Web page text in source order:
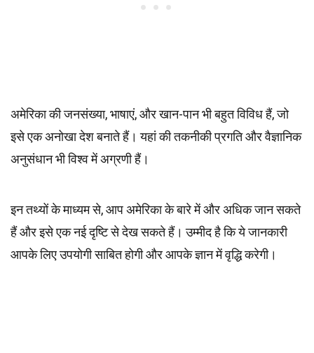
अमेरिका की जनसंख्या, भाषाएं, और खान-पान भी बहुत विविध हैं, जो
इसे एक अनोखा देश बनाते हैं। यहां की तकनीकी प्रगति और वैज्ञानिक
अनुसंधान भी विश्व में अग्रणी हैं।
इन तथ्यों के माध्यम से, आप अमेरिका के बारे में और अधिक जान सकते
हैं और इसे एक नई दृष्टि से देख सकते हैं। उम्मीद है कि ये जानकारी
आपके लिए उपयोगी साबित होगी और आपके ज्ञान में वृद्धि करेगी।